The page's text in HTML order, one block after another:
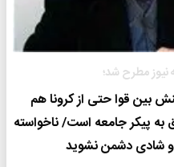
نیوز مطرح شد؛
بین قوا حتی از کرونا هم
پیکر جامعه است/ ناخواسته
دشمن نشوید